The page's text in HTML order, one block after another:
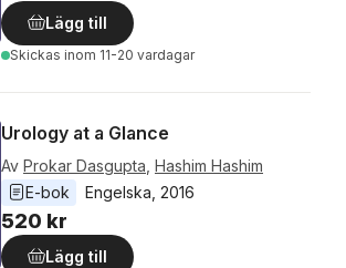
Lägg till
Skickas inom 11-20 vardagar
Urology at a Glance
Av Prokar Dasgupta Hashim Hashim
E-bok
Engelska 2016
520 kr
Lägg till